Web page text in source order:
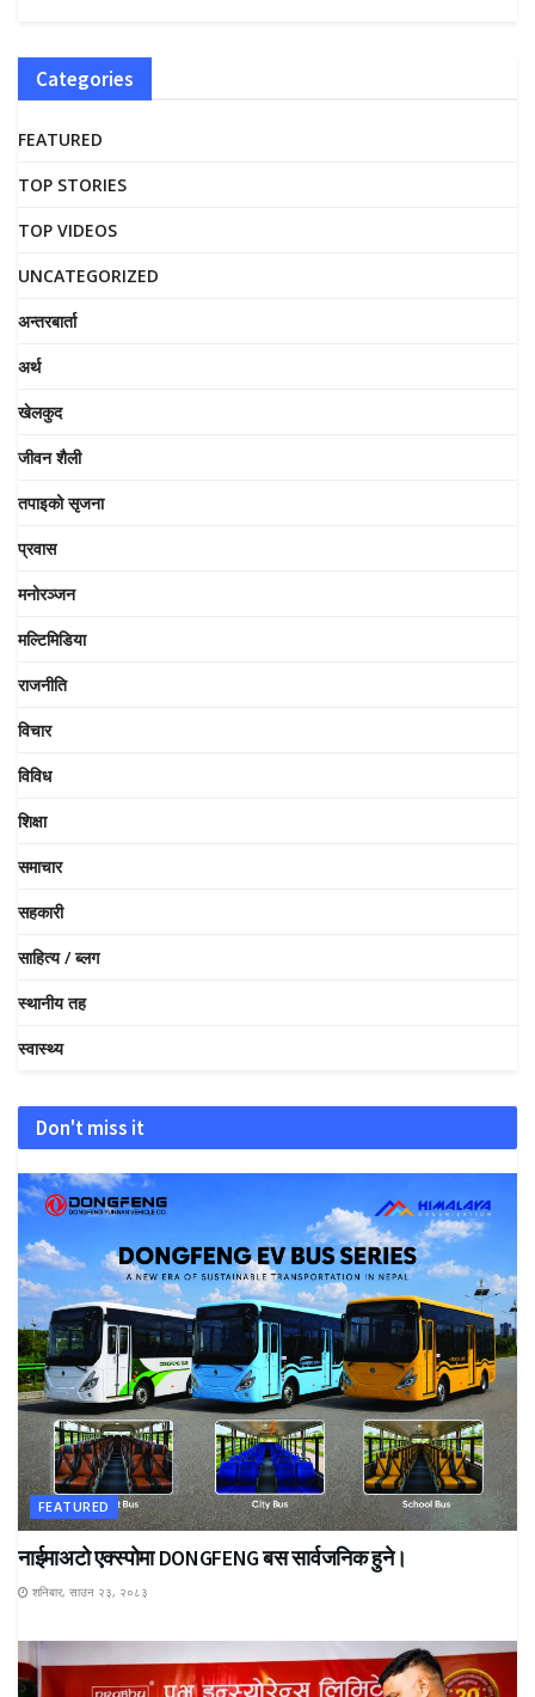
Categories
FEATURED
TOP STORIES
TOP VIDEOS
UNCATEGORIZED
अन्तरबार्ता
अर्थ
खेलकुद
जीवन शैली
तपाइको सृजना
प्रवास
मनोरञ्जन
मल्टिमिडिया
राजनीति
विचार
विविध
शिक्षा
समाचार
सहकारी
साहित्य / ब्लग
स्थानीय तह
स्वास्थ्य
Don't miss it
FEATURED
नाईमाअटो एक्स्पोमा DONGFENG बस सार्वजनिक हुने।
शनिबार, साउन २३, २०८३